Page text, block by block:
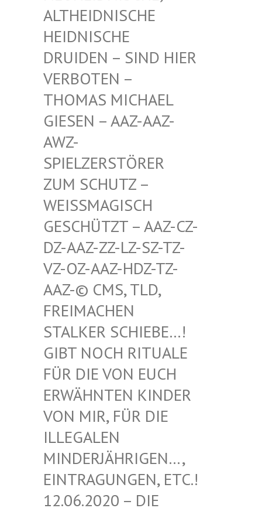
LTHEIDNISCHE H
EIDNISCHE D
RUIDEN – SIND HIER V
ERBOTEN – T
HOMAS MICHAEL G
IESEN – AAZ-AAZ-A
WZ-S
PIELZERSTÖRER Z
UM SCHUTZ – W
EISSMAGISCH GE
SCHÜTZT – AAZ-CZ-DZ
-AAZ-ZZ-LZ-SZ-TZ-VZ
-OZ-AAZ-HDZ-TZ-AA
Z-© CMS, TLD, FR
EIMACHEN ST
ALKER SCHIEBE…! GI
BT NOCH RITUALE FÜ
R DIE VON EUCH ER
WÄHNTEN KINDER VO
N MIR, FÜR DIE IL
LEGALEN MI
NDERJÄHRIGEN…, EI
NTRAGUNGEN, ETC.! 12
.06.2020 – DIE RE